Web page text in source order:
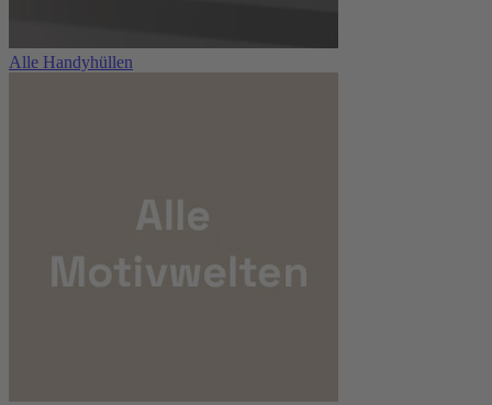
Alle Handyhüllen